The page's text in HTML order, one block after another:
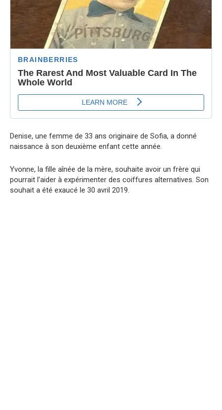
Denise, une femme de 33 ans originaire de Sofia, a donné
naissance à son deuxième enfant cette année.
Yvonne, la fille aînée de la mère, souhaite avoir un frère qui
pourrait l’aider à expérimenter des coiffures alternatives. Son
souhait a été exaucé le 30 avril 2019.